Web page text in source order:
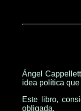
Ángel
idea política
Este libro,
obligada.